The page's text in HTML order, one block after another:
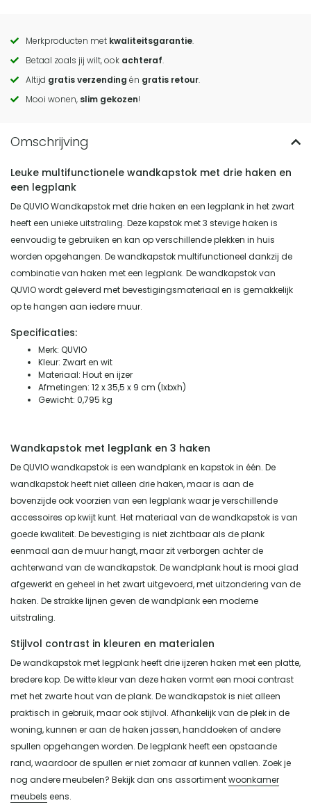
Call
to
actions
Merkproducten met kwaliteitsgarantie.
Betaal zoals jij wilt, ook achteraf.
Altijd gratis verzending én gratis retour.
Mooi wonen, slim gekozen!
Leuke multifunctionele wandkapstok met drie haken en
een legplank
De QUVIO Wandkapstok met drie haken en een legplank in het zwart
heeft een unieke uitstraling. Deze kapstok met 3 stevige haken is
eenvoudig te gebruiken en kan op verschillende plekken in huis
worden opgehangen. De wandkapstok multifunctioneel dankzij de
combinatie van haken met een legplank. De wandkapstok van
QUVIO wordt geleverd met bevestigingsmateriaal en is gemakkelijk
op te hangen aan iedere muur.
Specificaties:
Merk: QUVIO
Kleur: Zwart en wit
Materiaal: Hout en ijzer
Afmetingen: 12 x 35,5 x 9 cm (lxbxh)
Gewicht: 0,795 kg
Wandkapstok met legplank en 3 haken
De QUVIO wandkapstok is een wandplank en kapstok in één. De
wandkapstok heeft niet alleen drie haken, maar is aan de
bovenzijde ook voorzien van een legplank waar je verschillende
accessoires op kwijt kunt. Het materiaal van de wandkapstok is van
goede kwaliteit. De bevestiging is niet zichtbaar als de plank
eenmaal aan de muur hangt, maar zit verborgen achter de
achterwand van de wandkapstok. De wandplank hout is mooi glad
afgewerkt en geheel in het zwart uitgevoerd, met uitzondering van de
haken. De strakke lijnen geven de wandplank een moderne
uitstraling.
Stijlvol contrast in kleuren en materialen
De wandkapstok met legplank heeft drie ijzeren haken met een platte,
bredere kop. De witte kleur van deze haken vormt een mooi contrast
met het zwarte hout van de plank. De wandkapstok is niet alleen
praktisch in gebruik, maar ook stijlvol. Afhankelijk van de plek in de
woning, kunnen er aan de haken jassen, handdoeken of andere
spullen opgehangen worden. De legplank heeft een opstaande
rand, waardoor de spullen er niet zomaar af kunnen vallen. Zoek je
nog andere meubelen? Bekijk dan ons assortimentwoonkamer
meubels eens.